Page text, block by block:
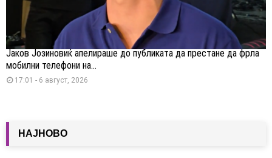
Јаков Јозиновиќ апелираше до публиката да престане да фрла
мобилни телефони на...
17:01 - 6 август, 2026
НАЈНОВО